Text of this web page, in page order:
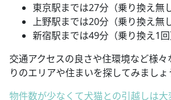
東京駅までは27分（乗り換え無し
上野駅までは20分（乗り換え無し
新宿駅までは49分（乗り換え1回
交通アクセスの良さや住環境など様
りのエリアや住まいを探してみましょ
物件数が少なくて犬猫との引越しは